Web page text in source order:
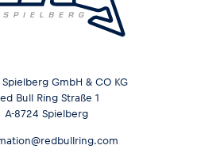
GmbH & CO KG
Bull Ring Straße 1
A-8724 Spielberg